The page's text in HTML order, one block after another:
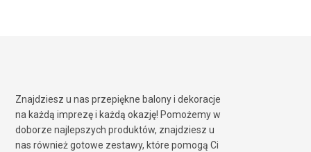
Znajdziesz u nas przepiękne balony i dekoracje
na każdą imprezę i każdą okazję! Pomożemy w
doborze najlepszych produktów, znajdziesz u
nas również gotowe zestawy, które pomogą Ci